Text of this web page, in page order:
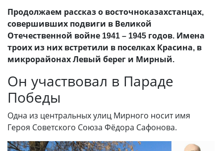
Продолжаем рассказ о восточноказахстанцах,
совершивших подвиги в Великой
Отечественной войне 1941 – 1945 годов. Имена
троих из них встретили в поселках Красина, в
микрорайонах Левый берег и Мирный.
Он участвовал в Параде
Победы
Одна из центральных улиц Мирного носит имя
Героя Советского Союза Фёдора Сафонова.